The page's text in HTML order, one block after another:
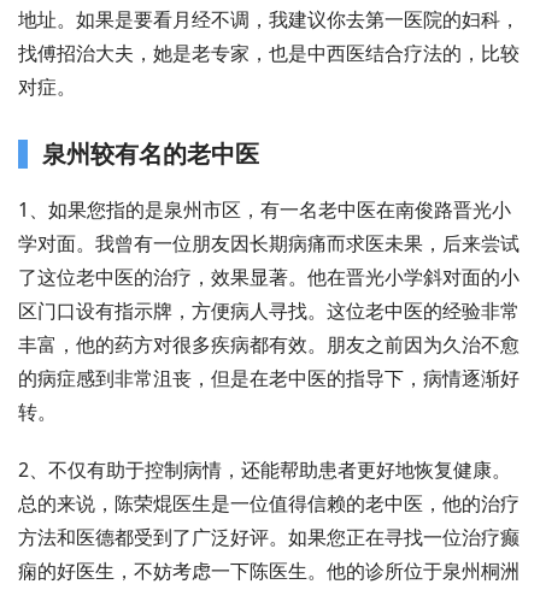
地址。如果是要看月经不调，我建议你去第一医院的妇科，
找傅招治大夫，她是老专家，也是中西医结合疗法的，比较
对症。
泉州较有名的老中医
1、如果您指的是泉州市区，有一名老中医在南俊路晋光小
学对面。我曾有一位朋友因长期病痛而求医未果，后来尝试
了这位老中医的治疗，效果显著。他在晋光小学斜对面的小
区门口设有指示牌，方便病人寻找。这位老中医的经验非常
丰富，他的药方对很多疾病都有效。朋友之前因为久治不愈
的病症感到非常沮丧，但是在老中医的指导下，病情逐渐好
转。
2、不仅有助于控制病情，还能帮助患者更好地恢复健康。
总的来说，陈荣焜医生是一位值得信赖的老中医，他的治疗
方法和医德都受到了广泛好评。如果您正在寻找一位治疗癫
痫的好医生，不妨考虑一下陈医生。他的诊所位于泉州桐洲